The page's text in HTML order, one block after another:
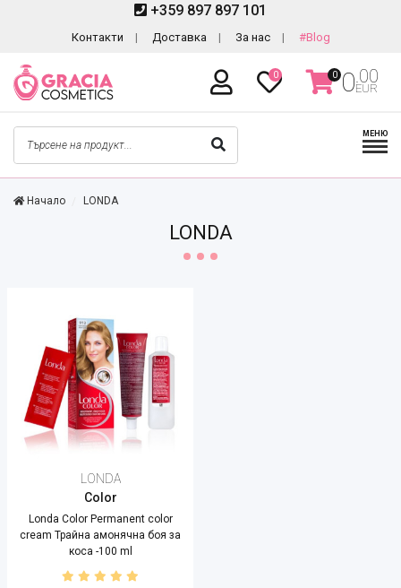
+359 897 897 101
Контакти Доставка За нас #Blog
0 0 0.00
EUR
МЕНЮ
Начало LONDA
LONDA
LONDA
Color
Londa Color Permanent color
cream Трайна амонячна боя за
коса -100 ml